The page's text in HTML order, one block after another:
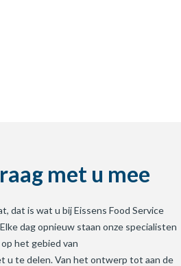
met u mee
dat is wat u bij Eissens Food Service
dag opnieuw staan onze specialisten
het gebied van
u te delen. Van het ontwerp tot aan de